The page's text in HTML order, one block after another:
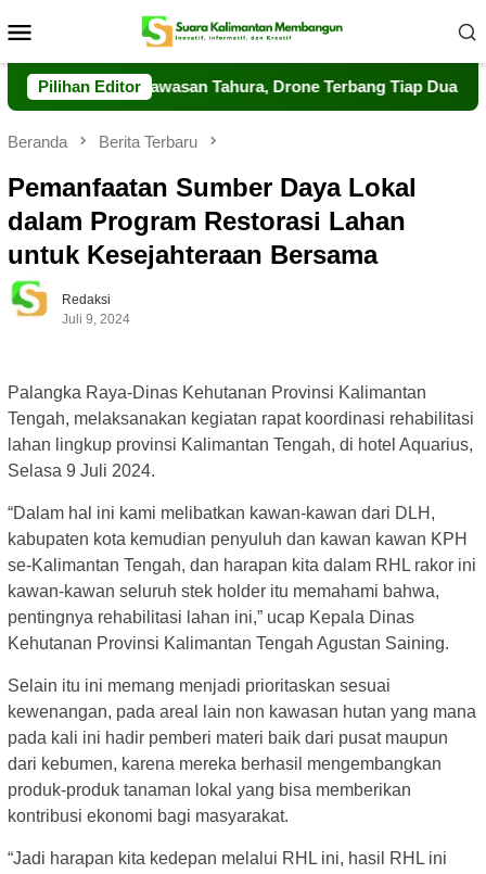
ke
Mobile
Pilihan Editor
Pengawasan Tahura, Drone Terbang Tiap Dua Jam
Beranda Berita Terbaru
Pemanfaatan Sumber Daya Lokal
dalam Program Restorasi Lahan
untuk Kesejahteraan Bersama
Redaksi
Juli 9, 2024
Palangka Raya-Dinas Kehutanan Provinsi Kalimantan
Tengah, melaksanakan kegiatan rapat koordinasi rehabilitasi
lahan lingkup provinsi Kalimantan Tengah, di hotel Aquarius,
Selasa 9 Juli 2024.
“Dalam hal ini kami melibatkan kawan-kawan dari DLH,
kabupaten kota kemudian penyuluh dan kawan kawan KPH
se-Kalimantan Tengah, dan harapan kita dalam RHL rakor ini
kawan-kawan seluruh stek holder itu memahami bahwa,
pentingnya rehabilitasi lahan ini,” ucap Kepala Dinas
Kehutanan Provinsi Kalimantan Tengah Agustan Saining.
Selain itu ini memang menjadi prioritaskan sesuai
kewenangan, pada areal lain non kawasan hutan yang mana
pada kali ini hadir pemberi materi baik dari pusat maupun
dari kebumen, karena mereka berhasil mengembangkan
produk-produk tanaman lokal yang bisa memberikan
kontribusi ekonomi bagi masyarakat.
“Jadi harapan kita kedepan melalui RHL ini, hasil RHL ini